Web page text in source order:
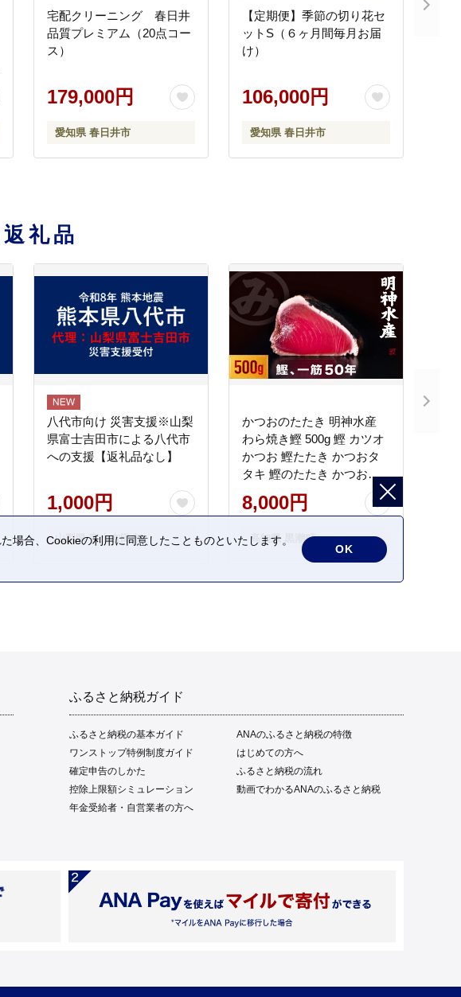
宅配クリーニング 春日井
品質プレミアム（20点コー
ス）
179,000円
愛知県 春日井市
【定期便】季節の切り花セ
ットS（６ヶ月間毎月お届
け）
106,000円
愛知県 春日井市
礼品
八代市向け 災害支援※山梨
県富士吉田市による八代市
への支援【返礼品なし】
1,000円
山梨県 富士吉田市
かつおのたたき 明神水産
わら焼き鰹 500g 鰹 カツオ
かつお 鰹たたき かつおタ
タキ 鰹のたたき かつおの
タタキ 藁焼き わら焼き 魚
さかな 海鮮 刺身 お刺身 冷
ご当地 本場 高知 黒潮町 ギ
フト 贈答品 人気 返礼品 ふ
るさと納税 魚介類 高知県
8,000円
高知県 黒潮町
ふるさと納税ガイド
ふるさと納税の基本ガイド
ANAのふるさと納税の特徴
ワンストップ特例制度ガイド
はじめての方へ
確定申告のしかた
ふるさと納税の流れ
控除上限額シミュレーション
動画でわかるANAのふるさと納税
年金受給者・自営業者の方へ
場合、Cookieの利用に同意したことものといたします。
OK